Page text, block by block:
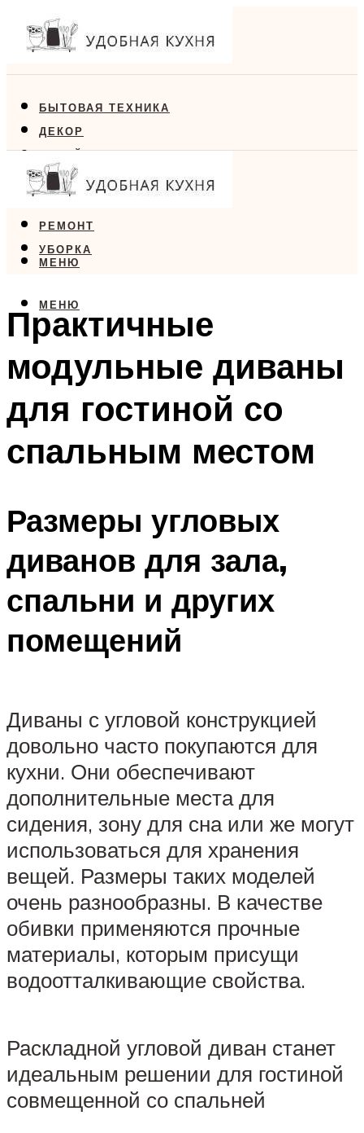
БЫТОВАЯ ТЕХНИКА
ДЕКОР
ДИЗАЙН
ЕДА
РЕМОНТ
УБОРКА
МЕНЮ
МЕНЮ
Практичные
модульные диваны
для гостиной со
спальным местом
Размеры угловых
диванов для зала,
спальни и других
помещений
Диваны с угловой конструкцией
довольно часто покупаются для
кухни. Они обеспечивают
дополнительные места для
сидения, зону для сна или же могут
использоваться для хранения
вещей. Размеры таких моделей
очень разнообразны. В качестве
обивки применяются прочные
материалы, которым присущи
водоотталкивающие свойства.
Раскладной угловой диван станет
идеальным решении для гостиной
совмещенной со спальней